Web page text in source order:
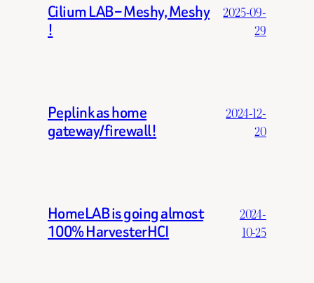
Cilium LAB – Meshy, Meshy
!
2025-09-
29
Peplink as home
gateway/firewall!
2024-12-
20
HomeLAB is going almost
100% HarvesterHCI
2024-
10-25